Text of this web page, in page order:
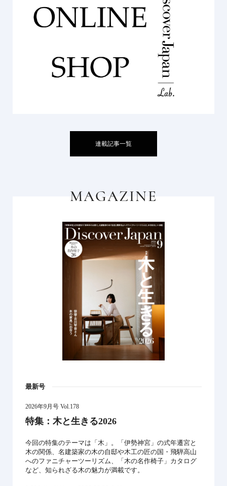
連載記事一覧
MAGAZINE
最新号
2026年9月号 Vol.178
特集：木と生きる2026
今回の特集のテーマは「木」。「伊勢神宮」の式年遷宮と
木の関係、名建築家の木の自邸や木工の匠の国・飛騨高山
へのファニチャーツーリズム、「木の名作椅子」カタログ
など、知られざる木の魅力が満載です。